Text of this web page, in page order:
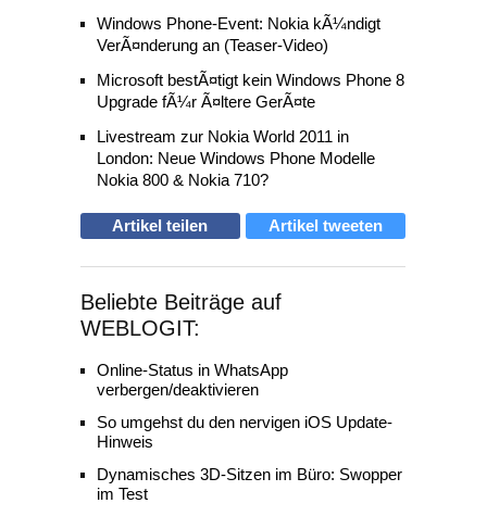
Windows Phone-Event: Nokia kÃ¼ndigt
VerÃ¤nderung an (Teaser-Video)
Microsoft bestÃ¤tigt kein Windows Phone 8
Upgrade fÃ¼r Ã¤ltere GerÃ¤te
Livestream zur Nokia World 2011 in
London: Neue Windows Phone Modelle
Nokia 800 & Nokia 710?
Artikel teilen Artikel tweeten
Beliebte Beiträge auf
WEBLOGIT:
Online-Status in WhatsApp
verbergen/deaktivieren
So umgehst du den nervigen iOS Update-
Hinweis
Dynamisches 3D-Sitzen im Büro: Swopper
im Test